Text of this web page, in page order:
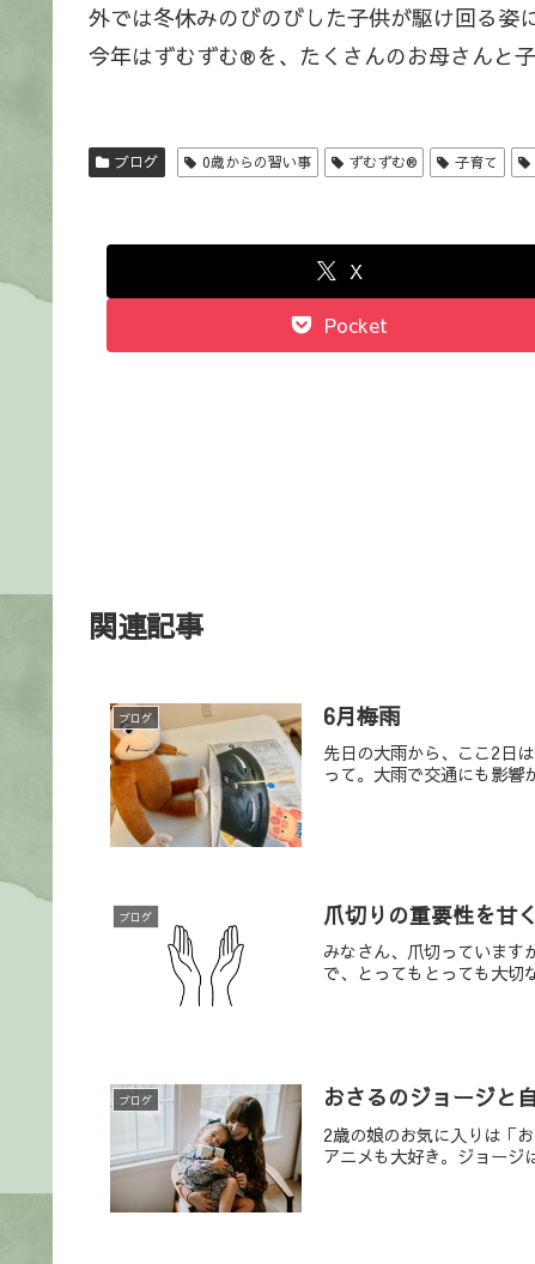
外では冬休みのびのびした子供が駆け回る姿
今年はずむずむ®を、たくさんのお母さんと
ブログ 0歳からの習い事 ずむずむ® 子育て
X
Pocket
関連記事
ブログ 6月梅雨
先日の大雨から、ここ2日
って。大雨で交通にも影
ブログ 爪切りの重要性を甘
みなさん、爪切っています
で、とってもとっても大切
ブログ おさるのジョージと
2歳の娘のお気に入りは「
アニメも大好き。ジョージ